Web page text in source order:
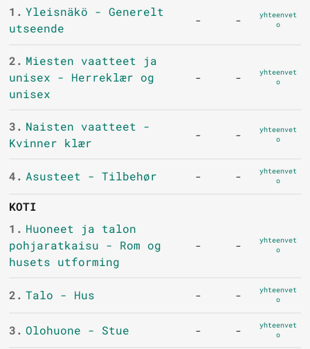
1. Yleisnäkö - Generelt
utseende
- -
yhteenvet
o
2. Miesten vaatteet ja
unisex - Herreklær og
unisex
- -
yhteenvet
o
3. Naisten vaatteet -
Kvinner klær
- -
yhteenvet
o
4. Asusteet - Tilbehør - -
yhteenvet
o
KOTI
1. Huoneet ja talon
pohjaratkaisu - Rom og
husets utforming
- -
yhteenvet
o
2. Talo - Hus - -
yhteenvet
o
3. Olohuone - Stue - -
yhteenvet
o